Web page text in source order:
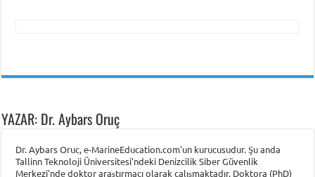
YAZAR: Dr. Aybars Oruç
Dr. Aybars Oruc, e-MarineEducation.com'un kurucusudur. Şu anda
Tallinn Teknoloji Üniversitesi'ndeki Denizcilik Siber Güvenlik
Merkezi'nde doktor araştırmacı olarak çalışmaktadır. Doktora (PhD)